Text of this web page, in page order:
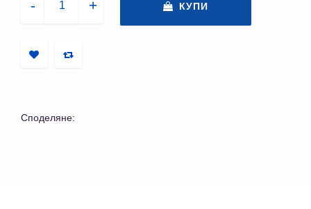
КУПИ
Споделяне: